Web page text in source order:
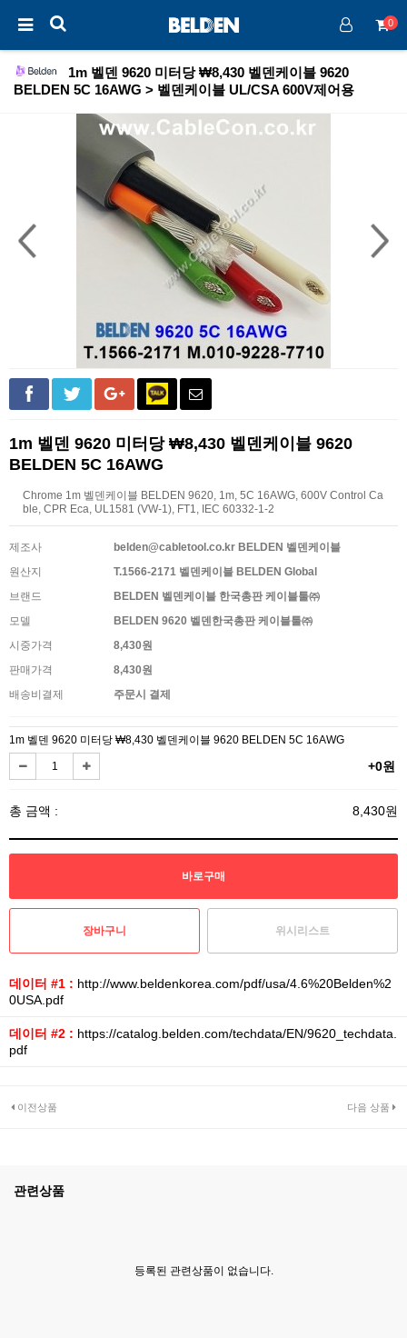
0
1m 벨덴 9620 미터당 ₩8,430 벨덴케이블 9620
BELDEN 5C 16AWG > 벨덴케이블 UL/CSA 600V제어용
1m 벨덴 9620 미터당 ₩8,430 벨덴케이블 9620
BELDEN 5C 16AWG
Chrome 1m 벨덴케이블 BELDEN 9620, 1m, 5C 16AWG, 600V Control Ca
ble, CPR Eca, UL1581 (VW-1), FT1, IEC 60332-1-2
제조사
belden@cabletool.co.kr BELDEN 벨덴케이블
원산지
T.1566-2171 벨덴케이블 BELDEN Global
브랜드
BELDEN 벨덴케이블 한국총판 케이블툴㈜
모델
BELDEN 9620 벨덴한국총판 케이블툴㈜
시중가격
8,430원
판매가격
8,430원
배송비결제
주문시 결제
1m 벨덴 9620 미터당 ₩8,430 벨덴케이블 9620 BELDEN 5C 16AWG
+0원
총 금액 : 8,430원
위시리스트
데이터 #1 : http://www.beldenkorea.com/pdf/usa/4.6%20Belden%2
0USA.pdf
데이터 #2 : https://catalog.belden.com/techdata/EN/9620_techdata.
pdf
이전상품 다음 상품
관련상품
등록된 관련상품이 없습니다.